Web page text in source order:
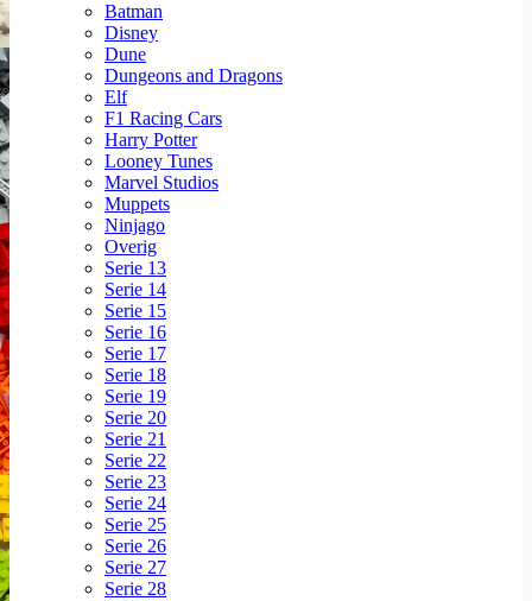
Batman
Disney
Dune
Dungeons and Dragons
Elf
F1 Racing Cars
Harry Potter
Looney Tunes
Marvel Studios
Muppets
Ninjago
Overig
Serie 13
Serie 14
Serie 15
Serie 16
Serie 17
Serie 18
Serie 19
Serie 20
Serie 21
Serie 22
Serie 23
Serie 24
Serie 25
Serie 26
Serie 27
Serie 28